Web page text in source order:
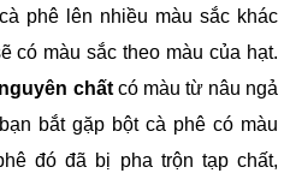
phê lên nhiều màu sắc khác
có màu sắc theo màu của hạt.
chất có màu từ nâu ngả
bắt gặp bột cà phê có màu
đó đã bị pha trộn tạp chất,